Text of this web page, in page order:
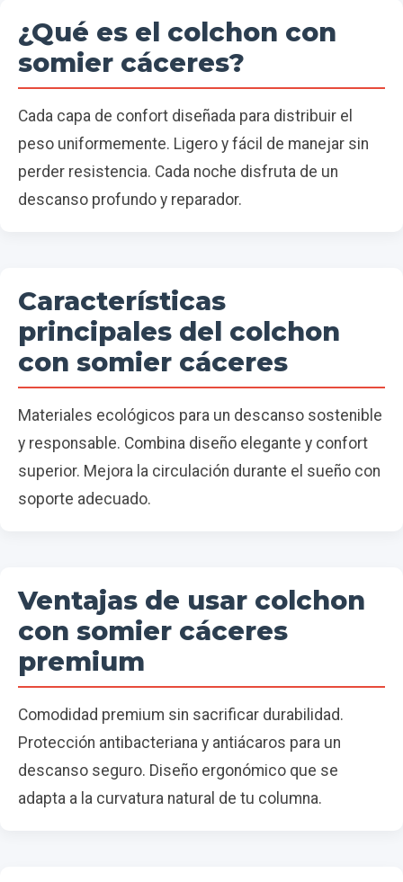
¿Qué es el colchon con
somier cáceres?
Cada capa de confort diseñada para distribuir el
peso uniformemente. Ligero y fácil de manejar sin
perder resistencia. Cada noche disfruta de un
descanso profundo y reparador.
Características
principales del colchon
con somier cáceres
Materiales ecológicos para un descanso sostenible
y responsable. Combina diseño elegante y confort
superior. Mejora la circulación durante el sueño con
soporte adecuado.
Ventajas de usar colchon
con somier cáceres
premium
Comodidad premium sin sacrificar durabilidad.
Protección antibacteriana y antiácaros para un
descanso seguro. Diseño ergonómico que se
adapta a la curvatura natural de tu columna.